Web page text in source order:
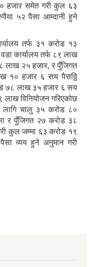
हजार समेत गरी कुल ६३
५२ पैसा आम्दानी हुने
तर्फ ३१ करोड १३
कार्यालय तर्फ ८९ लाख
लाख २५ हजार, र पुँजिगत
१० हजार ६ सय पैसठ्ठि
७८ लाख ३५ हजार ६ सय
लाख विनियोजन गरिएकोछ
लागि चालु ३५ करोड ८०
र पुँजिगत २७ करोड ३८
कुल जम्मा ६३ करोड १९
व्यय हुने अनुमान गरी